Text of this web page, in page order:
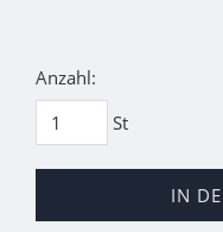
Anzahl:
St
IN